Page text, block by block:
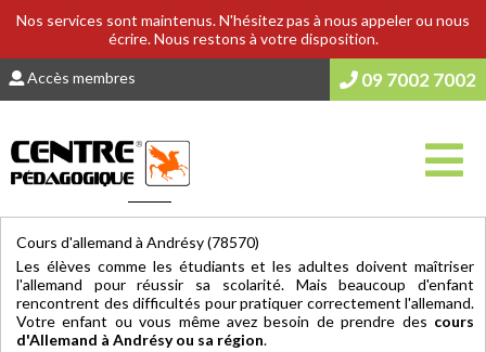
Nos services sont maintenus. N'hésitez pas à nous appeler ou nous
écrire. Nous restons à votre disposition.
Accès membres 09 7002 7002
Cours d'allemand à Andrésy (78570)
Les élèves comme les étudiants et les adultes doivent maîtriser
l'allemand pour réussir sa scolarité. Mais beaucoup d'enfant
rencontrent des difficultés pour pratiquer correctement l'allemand.
Votre enfant ou vous même avez besoin de prendre des cours
d'Allemand à Andrésy ou sa région.